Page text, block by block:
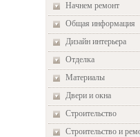
Начнем ремонт
Общая информация
Дизайн интерьера
Отделка
Материалы
Двери и окна
Строительство
Строительство и